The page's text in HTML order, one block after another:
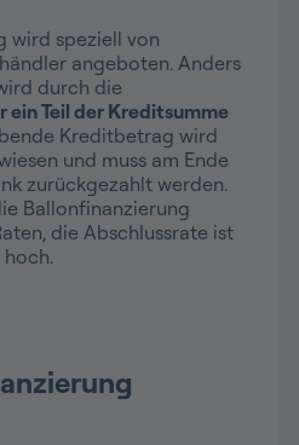
wird speziell von
angeboten. Anders
durch die
ein Teil der Kreditsumme
Kreditbetrag wird
und muss am Ende
zurückgezahlt werden.
Ballonfinanzierung
die Abschlussrate ist